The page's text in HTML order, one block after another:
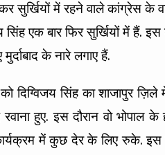
सुर्खियों में रहने वाले कांग्रेस के
सिंह एक बार फिर सुर्खियों में हैं. इस
के नारे लगाए हैं.
दिग्विजय सिंह का शाजापुर ज़िले
हुए. इस दौरान वो भोपाल
में कुछ देर के लिए रुके. इस